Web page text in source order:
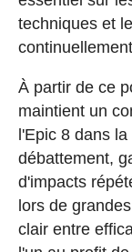
techniques et
À partir de ce
maintient un
l'Epic 8 dans
débattement,
d'impacts
lors de
clair entre